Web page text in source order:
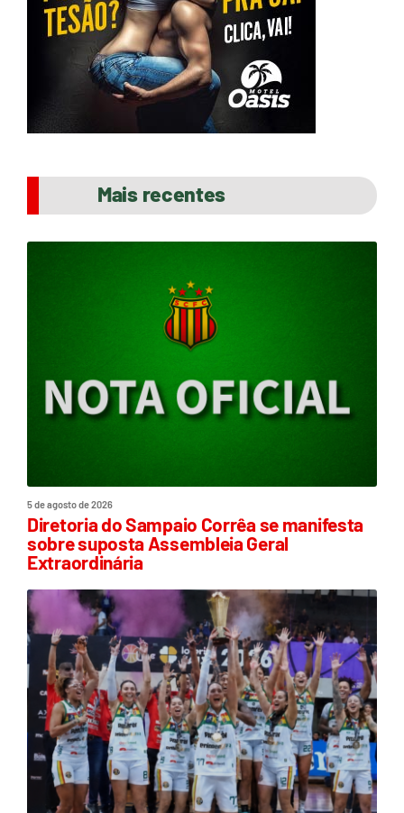
Mais recentes
5 de agosto de 2026
Diretoria do Sampaio Corrêa se manifesta
sobre suposta Assembleia Geral
Extraordinária